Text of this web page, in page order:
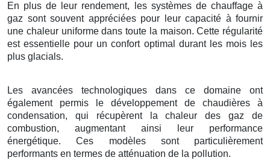
En plus de leur rendement, les systèmes de chauffage à
gaz sont souvent appréciées pour leur capacité à fournir
une chaleur uniforme dans toute la maison. Cette régularité
est essentielle pour un confort optimal durant les mois les
plus glacials.
Les avancées technologiques dans ce domaine ont
également permis le développement de chaudières à
condensation, qui récupèrent la chaleur des gaz de
combustion, augmentant ainsi leur performance
énergétique. Ces modèles sont particulièrement
performants en termes de atténuation de la pollution.